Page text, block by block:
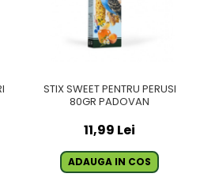
STIX SWEET PENTRU PERUSI
80GR PADOVAN
11,99 Lei
ADAUGA IN COS